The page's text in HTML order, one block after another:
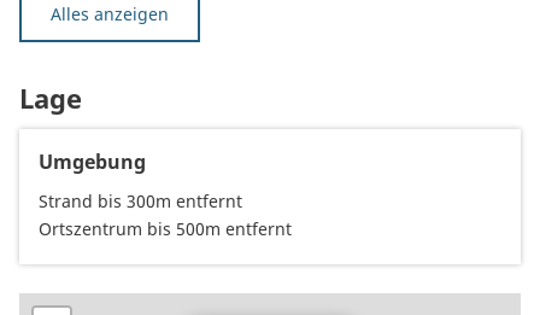
Alles anzeigen
Lage
Umgebung
Strand bis 300m entfernt
Ortszentrum bis 500m entfernt